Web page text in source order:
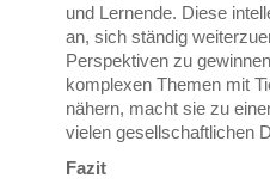
und Lernende. Diese
an, sich ständig
Perspektiven zu
komplexen Themen mit
nähern, macht sie zu
vielen gesellschaftlichen
Fazit